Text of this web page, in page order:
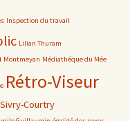
Inspection du travail
Lilian Thuram
Montmeyan Médiathéque du Mée
Rétro-Viseur
Sivry-Courtry